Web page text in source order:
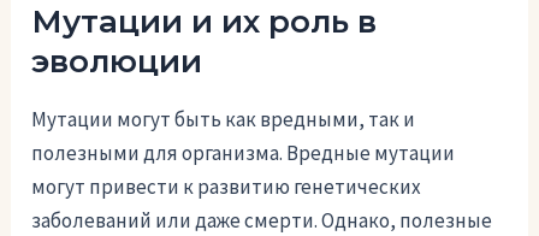
Мутации и их роль в
эволюции
Мутации могут быть как вредными, так и
полезными для организма. Вредные мутации
могут привести к развитию генетических
заболеваний или даже смерти. Однако, полезные